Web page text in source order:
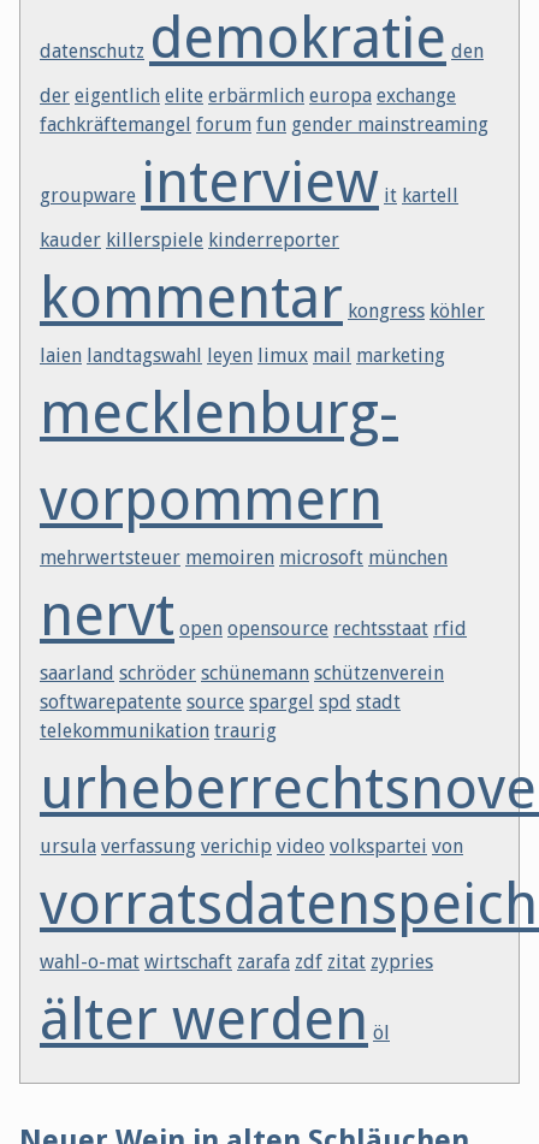
datenschutz demokratie den
der eigentlich elite erbärmlich europa exchange
fachkräftemangel forum fun gender mainstreaming
groupware interview it kartell
kauder killerspiele kinderreporter
kommentar kongress köhler
laien landtagswahl leyen limux mail marketing
mecklenburg-
vorpommern
mehrwertsteuer memoiren microsoft münchen
nervt open opensource rechtsstaat rfid
saarland schröder schünemann schützenverein
softwarepatente source spargel spd stadt
telekommunikation traurig
ursula verfassung verichip video volkspartei von
wahl-o-mat wirtschaft zarafa zdf zitat zypries
älter werden öl